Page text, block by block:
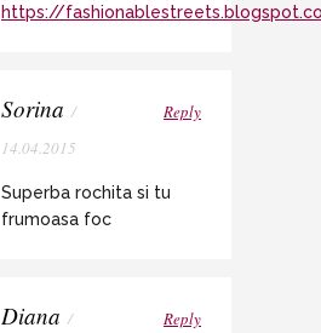
https://
Sorina /
14.04.2015
Reply
Superba rochita si tu
frumoasa foc
Diana /
Reply